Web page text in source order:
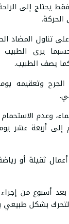
يحتاج إلى
تناول المضاد
يرى الطبيب
يصف الطبيب.
الجرح وتعقيمه
وعدم
إلى أربعة عشر
ثقيلة أو
بعد أسبوع من
بشكل طبيعي